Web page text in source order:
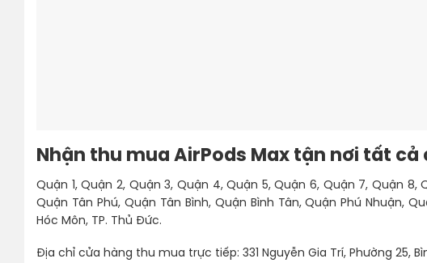
Nhận thu mua AirPods Max tận nơi tất cả
Quận 1, Quận 2, Quận 3, Quận 4, Quận 5, Quận 6, Quận 7, Quận 8,
Quận Tân Phú, Quận Tân Bình, Quận Bình Tân, Quận Phú Nhuận,
Hóc Môn, TP. Thủ Đức.
Địa chỉ cửa hàng thu mua trực tiếp: 331 Nguyễn Gia Trí, Phường 25,